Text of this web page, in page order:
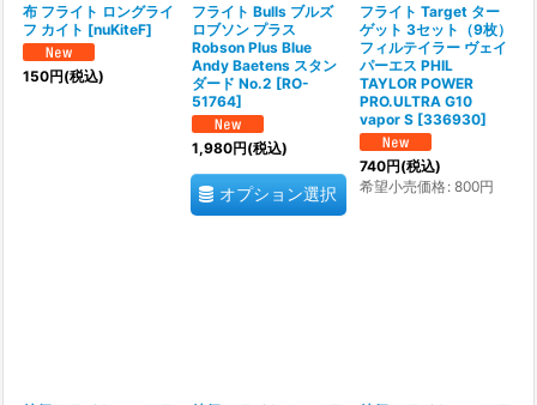
布 フライト ロングライ
フ カイト [nuKiteF]
150円(税込)
フライト Bulls ブルズ
ロブソン プラス
Robson Plus Blue
Andy Baetens スタン
ダード No.2 [RO-
51764]
1,980円(税込)
オプション選択
フライト Target ター
ゲット 3セット（9枚）
フィルテイラー ヴェイ
パーエス PHIL
TAYLOR POWER
PRO.ULTRA G10
vapor S [336930]
740円(税込)
希望小売価格: 800円